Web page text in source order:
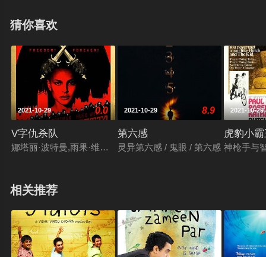
净利落，而且心狠手辣，不留后患，组织手下成功抢劫运
会，尼尔认识了平面设计师伊迪，两人一见钟情，再看到
手下都有安定的家庭生活，尼尔也想把握自己的幸福，遂
萌生退意。然而，在最后一次抢劫银行的行动中，因为叛
徒的出卖，手下一死一伤，本已逃出的尼尔，带着伊迪在
去机场的路上，得知了叛徒的消息，他决定替手下报仇，
同时也和文森特•汉纳进行最后的较量……©豆瓣
猜你喜欢
2021-10-29 0.0
V字仇杀队
娜塔丽·波特曼,雨果·维文,约翰·赫特,斯蒂芬·瑞,斯蒂芬·弗雷,詹姆
2021-10-29 8.9
第六感
灵异第六感 / 鬼眼 / 第六感
2021-10-29
虎豹小
神枪手与
相关推荐